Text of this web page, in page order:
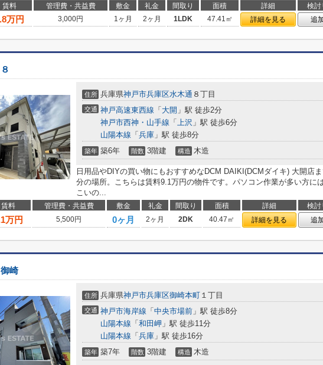
賃料 管理費・共益費 敷金 礼金 間取り 面積 詳細
検討
万円 3,000円 1ヶ月 2ヶ月 1LDK 47.41㎡ 詳細を見る 追
住所 兵庫県神戸市兵庫区水木通 ８丁目
交通 神戸高速東西線 「 大開 」駅 徒歩2分
神戸市西神・山手線 「 上沢 」駅 徒歩6分
山陽本線 「 兵庫 」駅 徒歩8分
築年 築6年 階数 3階建 構造 木造
日用品やDIYの買い物にもおすすめなDCM DAIKI(DCMダイキ) 大開店
分の場所。こちらは賃料9.1万円の物件です。パソコン作業が多い方に
こいの...
賃料 管理費・共益費 敷金 礼金 間取り 面積 詳細
検討
万円 5,500円 0ヶ月 2ヶ月 2DK 40.47㎡ 詳細を見る 追
崎
住所 兵庫県神戸市兵庫区御崎本町 １丁目
交通 神戸市海岸線 「 中央市場前 」駅 徒歩8分
山陽本線 「 和田岬 」駅 徒歩11分
山陽本線 「 兵庫 」駅 徒歩16分
築年 築7年 階数 3階建 構造 木造